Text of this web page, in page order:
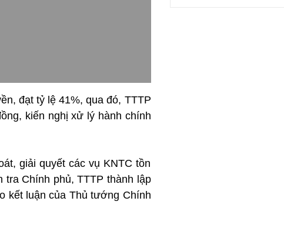
đạt tỷ lệ 41%, qua đó, TTTP
kiến nghị xử lý hành chính
giải quyết các vụ KNTC tồn
tra Chính phủ, TTTP thành lập
kết luận của Thủ tướng Chính